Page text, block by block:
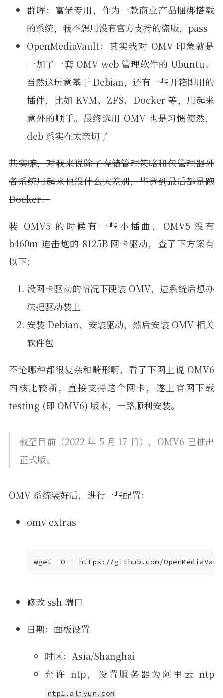
群晖：富佬专用，作为一款商业产品捆绑搭载
的系统，我不想用没有官方支持的盗版，pass
OpenMediaVault：其实我对 OMV 印象就是
一加了一套 OMV web 管理软件的 Ubuntu。
当然这玩意基于 Debian，还有一些开箱即用的
插件，比如 KVM、ZFS、Docker 等，用起来
意外的顺手。最终选用 OMV 也是习惯使然，
deb 系实在太亲切了
其实嘛，对我来说除了存储管理策略和包管理器外
各系统用起来也没什么大差别，毕竟到最后都是跑
Docker。
装 OMV5 的时候有一些小插曲，OMV5 没有
b460m 迫击炮的 8125B 网卡驱动，查了下方案有
以下：
没网卡驱动的情况下硬装 OMV，进系统后想办
法把驱动装上
安装 Debian、安装驱动，然后安装 OMV 相关
软件包
不论哪种都很复杂和畸形啊，看了下网上说 OMV6
内核比较新，直接支持这个网卡，遂上官网下载
testing (即 OMV6) 版本，一路顺利安装。
截至目前（2022 年 5 月 17 日），OMV6 已推出
正式版。
OMV 系统装好后，进行一些配置：
omv extras
wget -O - https://github.com/
修改 ssh 端口
日期：面板设置
时区：Asia/Shanghai
允许 ntp，设置服务器为阿里云 ntp
ntp1.aliyun.com